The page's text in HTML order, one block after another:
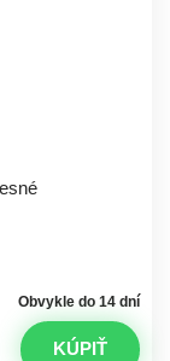
Obvykle do 14 dní
KÚPIŤ